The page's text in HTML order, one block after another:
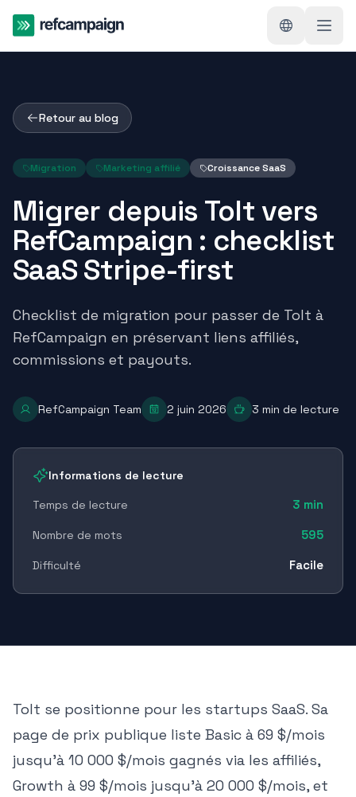
Retour au blog
Migration Marketing affilié Croissance SaaS
Migrer depuis Tolt vers
RefCampaign : checklist
SaaS Stripe-first
Checklist de migration pour passer de Tolt à
RefCampaign en préservant liens affiliés,
commissions et payouts.
RefCampaign Team 2 juin 2026 3 min de lecture
Informations de lecture
Temps de lecture 3 min
Nombre de mots 595
Difficulté Facile
Tolt se positionne pour les startups SaaS. Sa
page de prix publique liste Basic à 69 $/mois
jusqu'à 10 000 $/mois gagnés via les affiliés,
Growth à 99 $/mois jusqu'à 20 000 $/mois, et